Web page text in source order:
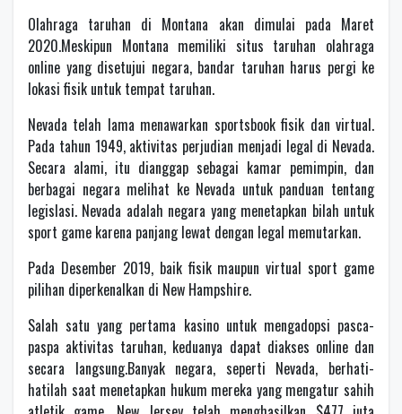
Olahraga taruhan di Montana akan dimulai pada Maret
2020.Meskipun Montana memiliki situs taruhan olahraga
online yang disetujui negara, bandar taruhan harus pergi ke
lokasi fisik untuk tempat taruhan.
Nevada telah lama menawarkan sportsbook fisik dan virtual.
Pada tahun 1949, aktivitas perjudian menjadi legal di Nevada.
Secara alami, itu dianggap sebagai kamar pemimpin, dan
berbagai negara melihat ke Nevada untuk panduan tentang
legislasi. Nevada adalah negara yang menetapkan bilah untuk
sport game karena panjang lewat dengan legal memutarkan.
Pada Desember 2019, baik fisik maupun virtual sport game
pilihan diperkenalkan di New Hampshire.
Salah satu yang pertama kasino untuk mengadopsi pasca-
paspa aktivitas taruhan, keduanya dapat diakses online dan
secara langsung.Banyak negara, seperti Nevada, berhati-
hatilah saat menetapkan hukum mereka yang mengatur sahih